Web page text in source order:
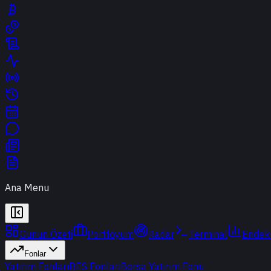
Ana Menu
Günün Özeti Portföyüm Radar Terminal
Fonlar
Yatırım FonlarıBES FonlarıBorsa Yatırım Fonu